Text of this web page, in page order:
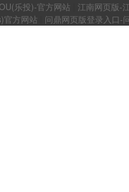
乐投)-官方网站
江南网页版-
官方网站 问鼎网页版登录入口-